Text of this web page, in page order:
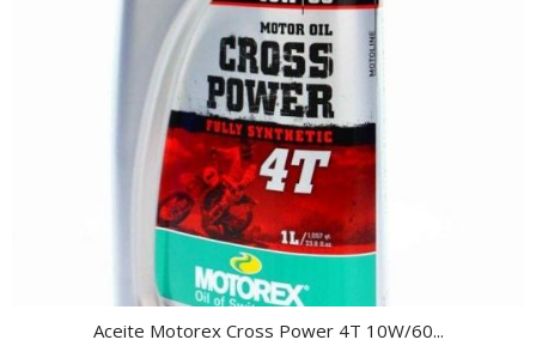
Aceite Motorex Cross Power 4T 10W/60...